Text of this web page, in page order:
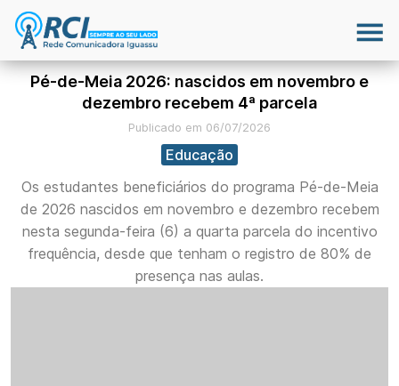
Pé-de-Meia 2026: nascidos em novembro e
dezembro recebem 4ª parcela
Publicado em 06/07/2026
Educação
Os estudantes beneficiários do programa Pé-de-Meia
de 2026 nascidos em novembro e dezembro recebem
nesta segunda-feira (6) a quarta parcela do incentivo
frequência, desde que tenham o registro de 80% de
presença nas aulas.